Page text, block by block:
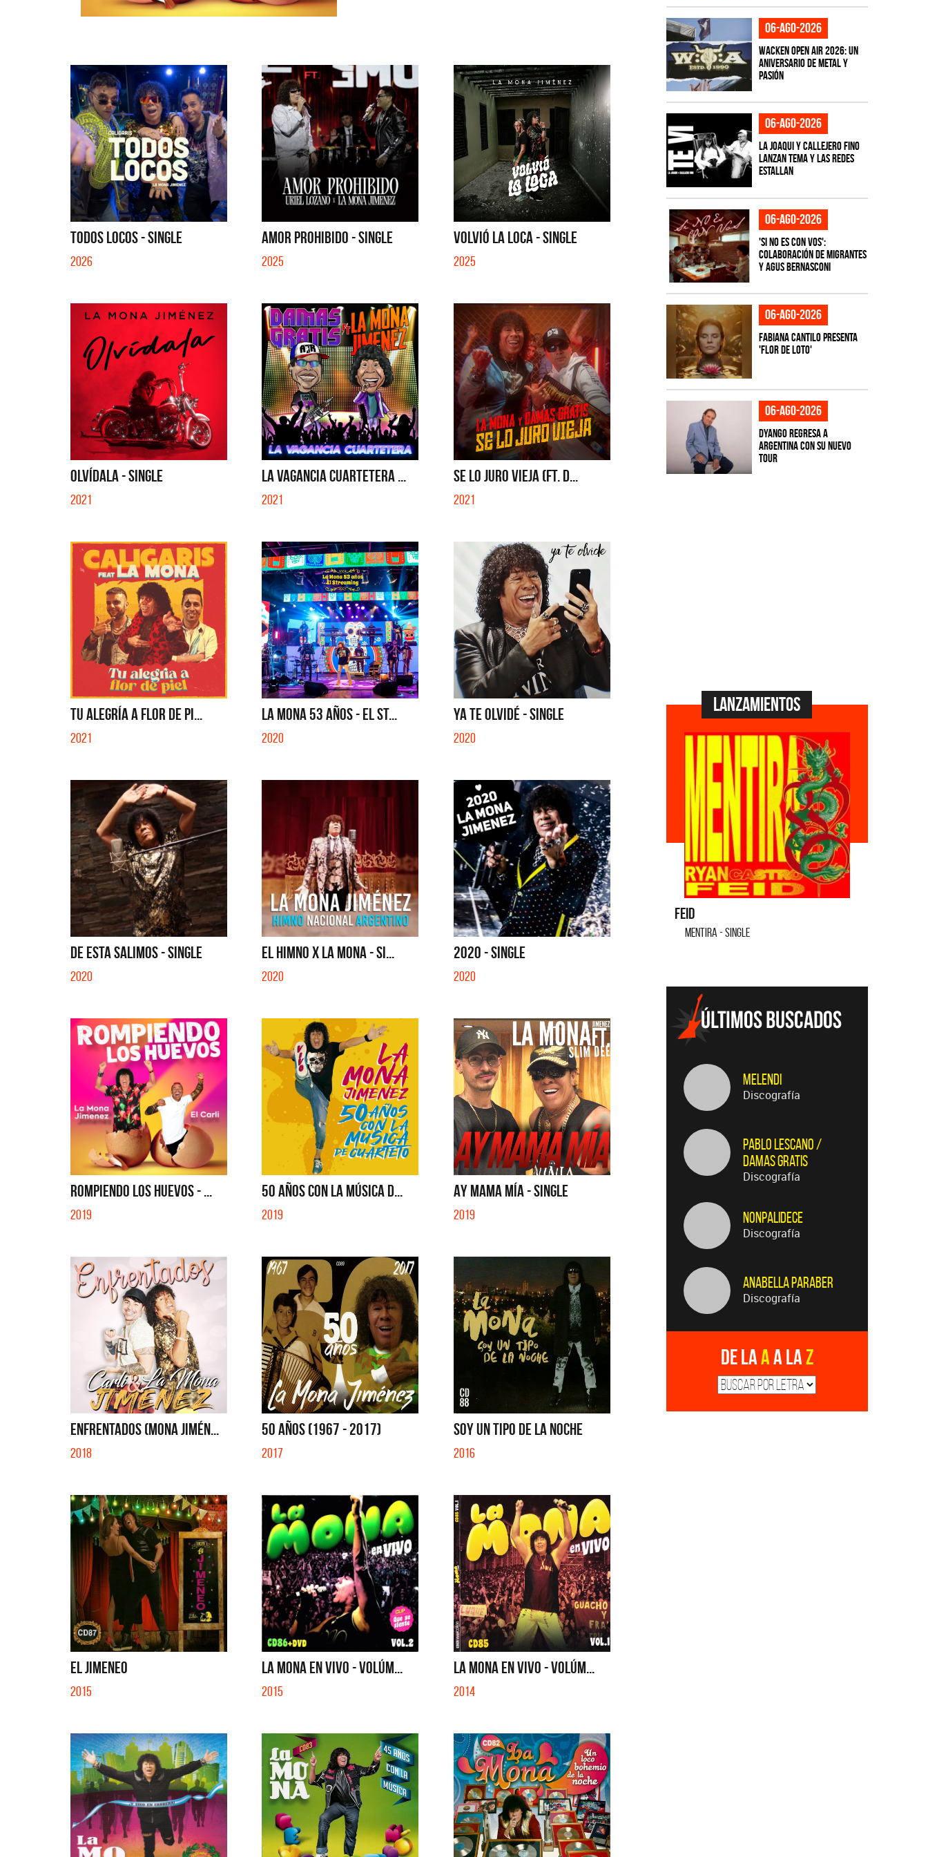
TODOS LOCOS - SINGLE
2026
AMOR PROHIBIDO - SINGLE
2025
VOLVIÓ LA LOCA - SINGLE
2025
OLVÍDALA - SINGLE
2021
LA VAGANCIA CUARTETERA ...
2021
SE LO JURO VIEJA (FT. D...
2021
TU ALEGRÍA A FLOR DE PI...
2021
LA MONA 53 AÑOS - EL ST...
2020
YA TE OLVIDÉ - SINGLE
2020
DE ESTA SALIMOS - SINGLE
2020
EL HIMNO X LA MONA - SI...
2020
2020 - SINGLE
2020
ROMPIENDO LOS HUEVOS - ...
2019
50 AÑOS CON LA MÚSICA D...
2019
AY MAMA MÍA - SINGLE
2019
ENFRENTADOS (MONA JIMÉN...
2018
50 AÑOS (1967 - 2017)
2017
SOY UN TIPO DE LA NOCHE
2016
EL JIMENEO
2015
LA MONA EN VIVO - VOLÚM...
2015
LA MONA EN VIVO - VOLÚM...
2014
06-ago-2026
Wacken Open Air 2026: Un
aniversario de metal y
pasión
06-ago-2026
La Joaqui y Callejero Fino
lanzan tema y las redes
estallan
06-ago-2026
'Si No Es Con Vos':
colaboración de Migrantes
y Agus Bernasconi
06-ago-2026
Fabiana Cantilo presenta
'Flor de Loto'
06-ago-2026
Dyango regresa a
Argentina con su nuevo
tour
Lanzamientos
Migrantes
SI NO ES CON VOS - SINGLE
Los Palmeras
YO SOY - SINGLE
Feid
MENTIRA - SINGLE
Dyango
CUANDO QUIERAS, DONDE QUIERAS - SINGLE
Melendi
Discografía
Pablo Lescano /
Damas Gratis
Discografía
Nonpalidece
Discografía
Anabella Paraber
Discografía
De laAa laZ